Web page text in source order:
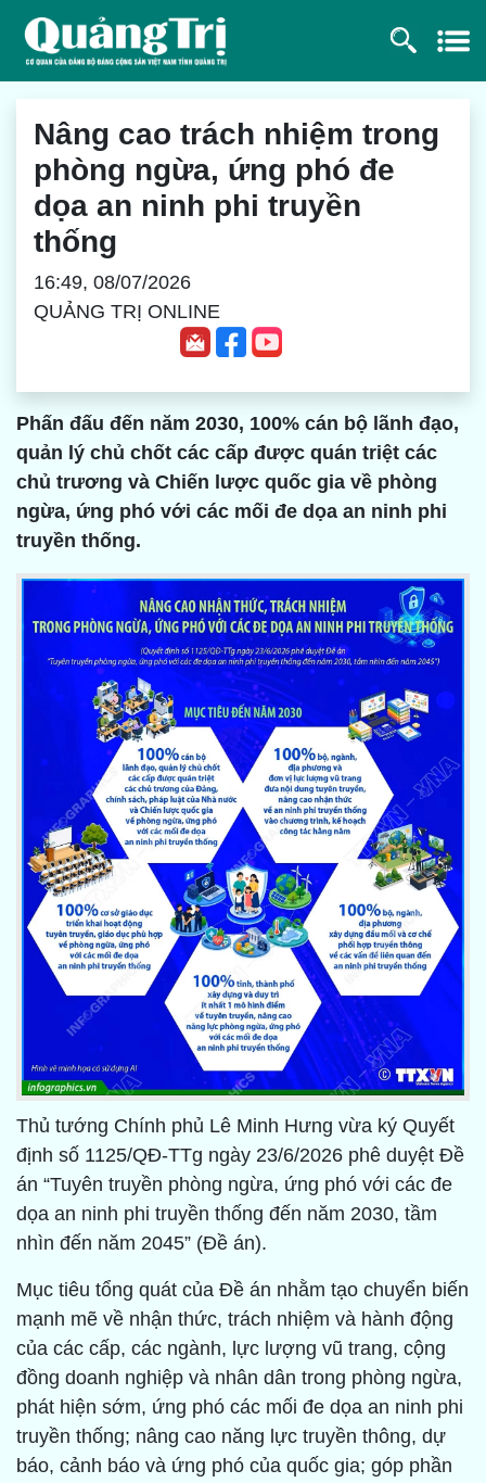
Nâng cao trách nhiệm trong
phòng ngừa, ứng phó đe
dọa an ninh phi truyền
thống
16:49, 08/07/2026
QUẢNG TRỊ ONLINE
Phấn đấu đến năm 2030, 100% cán bộ lãnh đạo,
quản lý chủ chốt các cấp được quán triệt các
chủ trương và Chiến lược quốc gia về phòng
ngừa, ứng phó với các mối đe dọa an ninh phi
truyền thống.
Thủ tướng Chính phủ Lê Minh Hưng vừa ký Quyết
định số 1125/QĐ-TTg ngày 23/6/2026 phê duyệt Đề
án “Tuyên truyền phòng ngừa, ứng phó với các đe
dọa an ninh phi truyền thống đến năm 2030, tầm
nhìn đến năm 2045” (Đề án).
Mục tiêu tổng quát của Đề án nhằm tạo chuyển biến
mạnh mẽ về nhận thức, trách nhiệm và hành động
của các cấp, các ngành, lực lượng vũ trang, cộng
đồng doanh nghiệp và nhân dân trong phòng ngừa,
phát hiện sớm, ứng phó các mối đe dọa an ninh phi
truyền thống; nâng cao năng lực truyền thông, dự
báo, cảnh báo và ứng phó của quốc gia; góp phần